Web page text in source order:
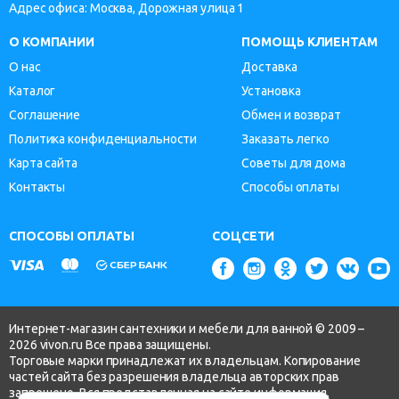
Адрес офиса: Москва, Дорожная улица 1
О КОМПАНИИ
О нас
Каталог
Соглашение
Политика конфиденциальности
Карта сайта
Контакты
ПОМОЩЬ КЛИЕНТАМ
Доставка
Установка
Обмен и возврат
Заказать легко
Советы для дома
Способы оплаты
СПОСОБЫ ОПЛАТЫ СОЦСЕТИ
Интернет-магазин сантехники и мебели для ванной © 2009 –
2026 vivon.ru Все права защищены.
Торговые марки принадлежат их владельцам. Копирование
частей сайта без разрешения владельца авторских прав
запрещено. Вся представленная на сайте информация,